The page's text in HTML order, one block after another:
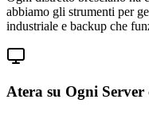
abbiamo gli strumenti per
industriale e backup che
Atera su Ogni Server